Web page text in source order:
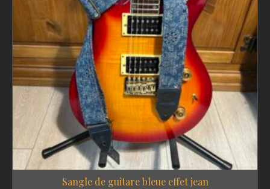
Sangle de guitare bleue effet jean